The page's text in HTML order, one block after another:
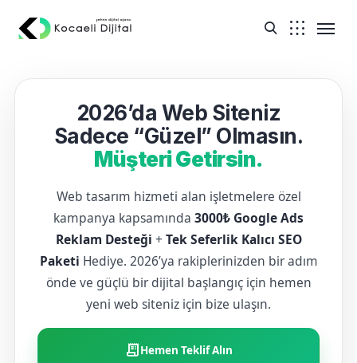
2026’da Web Siteniz
Sadece “Güzel” Olmasın.
Müşteri Getirsin.
Web tasarım hizmeti alan işletmelere özel
kampanya kapsamında 3000₺ Google Ads
Reklam Desteği + Tek Seferlik Kalıcı SEO
Paketi Hediye. 2026’ya rakiplerinizden bir adım
önde ve güçlü bir dijital başlangıç için hemen
yeni web siteniz için bize ulaşın.
receipt_longHemen Teklif Alın